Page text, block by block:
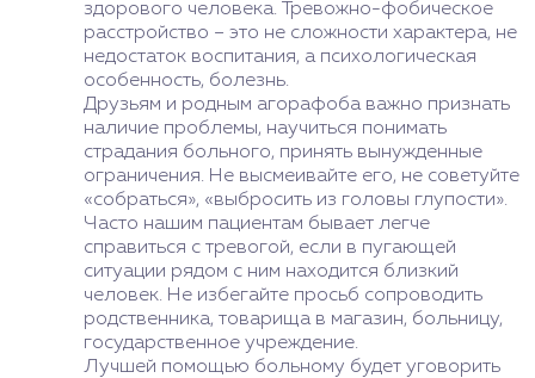
здорового человека. Тревожно-фобическое
расстройство – это не сложности характера, не
недостаток воспитания, а психологическая
особенность, болезнь.
Друзьям и родным агорафоба важно признать
наличие проблемы, научиться понимать
страдания больного, принять вынужденные
ограничения. Не высмеивайте его, не советуйте
«собраться», «выбросить из головы глупости».
Часто нашим пациентам бывает легче
справиться с тревогой, если в пугающей
ситуации рядом с ним находится близкий
человек. Не избегайте просьб сопроводить
родственника, товарища в магазин, больницу,
государственное учреждение.
Лучшей помощью больному будет уговорить